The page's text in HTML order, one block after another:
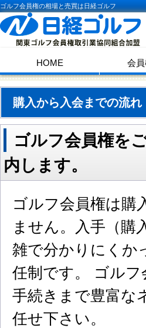
ゴルフ会員権の相場と売買は日経ゴルフ
HOME 会
購入から入会までの流れ
ゴルフ会員権を
内します。
ゴルフ会員権は購
ません。入手（購
雑で分かりにくか
任制です。 ゴル
手続きまで豊富な
任せ下さい。